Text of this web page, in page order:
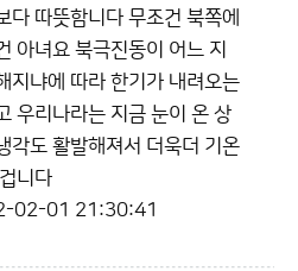
다 따뜻함니다 무조건 북쪽에
아녀요 북극진동이 어느 지
지냐에 따라 한기가 내려오는
우리나라는 지금 눈이 온 상
각도 활발해져서 더욱더 기온
니다
02-01 21:30:41